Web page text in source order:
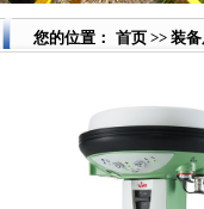
您的位置： 首页 >> 装